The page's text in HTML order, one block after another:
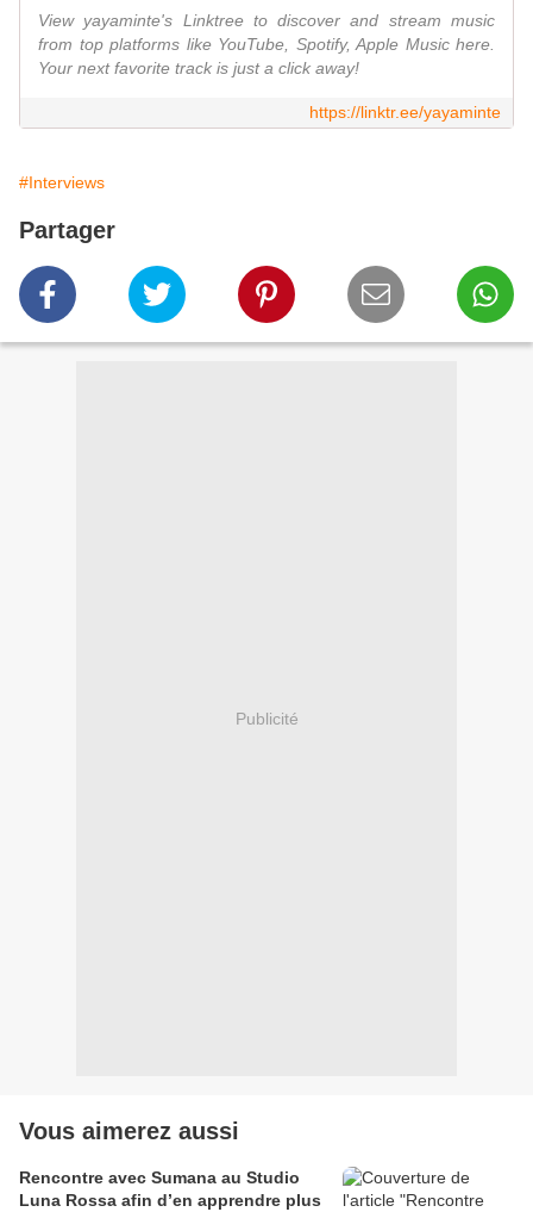
View yayaminte's Linktree to discover and stream music
from top platforms like YouTube, Spotify, Apple Music here.
Your next favorite track is just a click away!
https://linktr.ee/yayaminte
#Interviews
Partager
Publicité
Vous aimerez aussi
Rencontre avec Sumana au Studio
Luna Rossa afin d’en apprendre plus